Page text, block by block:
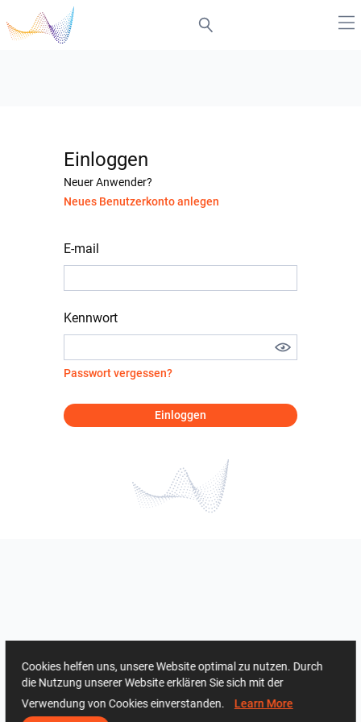
Einloggen
Neuer Anwender?
Neues Benutzerkonto anlegen
E-mail
Kennwort
Passwort vergessen?
Einloggen
Cookies helfen uns, unsere Website optimal zu nutzen. Durch
die Nutzung unserer Website erklären Sie sich mit der
Verwendung von Cookies einverstanden. Learn More